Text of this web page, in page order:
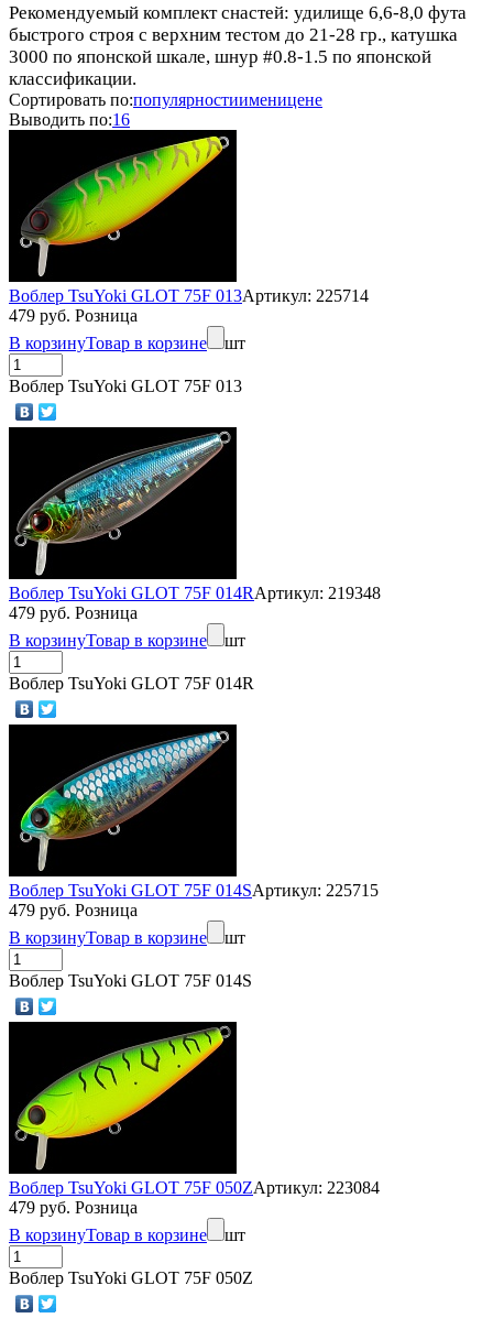
Рекомендуемый комплект снастей: удилище 6,6-8,0 фута
быстрого строя с верхним тестом до 21-28 гр., катушка
3000 по японской шкале, шнур #0.8-1.5 по японской
классификации.
Сортировать по:популярностиименицене
Выводить по:16
Воблер TsuYoki GLOT 75F 013Артикул: 225714
479 руб. Розница
В корзинуТовар в корзине шт
Воблер TsuYoki GLOT 75F 013
Воблер TsuYoki GLOT 75F 014RАртикул: 219348
479 руб. Розница
В корзинуТовар в корзине шт
Воблер TsuYoki GLOT 75F 014R
Воблер TsuYoki GLOT 75F 014SАртикул: 225715
479 руб. Розница
В корзинуТовар в корзине шт
Воблер TsuYoki GLOT 75F 014S
Воблер TsuYoki GLOT 75F 050ZАртикул: 223084
479 руб. Розница
В корзинуТовар в корзине шт
Воблер TsuYoki GLOT 75F 050Z